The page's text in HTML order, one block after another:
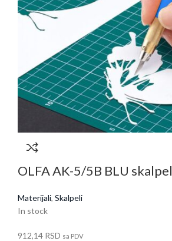
OLFA AK-5/5B BLU skalpel
Materijali, Skalpeli
In stock
912,14 RSD sa PDV